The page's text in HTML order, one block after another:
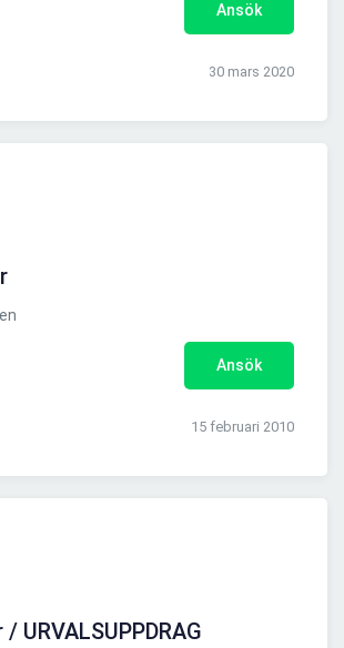
Ansök
30 mars 2020
Ansök
15 februari 2010
URVALSUPPDRAG